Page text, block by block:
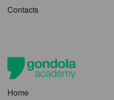
Contacts
Home